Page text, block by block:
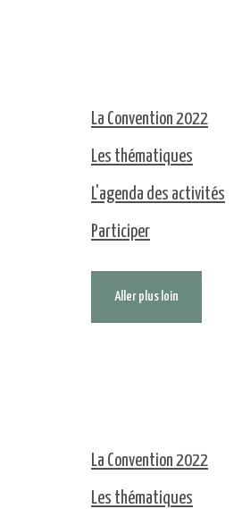
La Convention 2022
Les thématiques
L'agenda des activités
Participer
Aller plus loin
La Convention 2022
Les thématiques